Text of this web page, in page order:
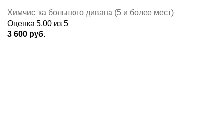
Химчистка большого дивана (5 и более мест)
Оценка 5.00 из 5
3 600 руб.